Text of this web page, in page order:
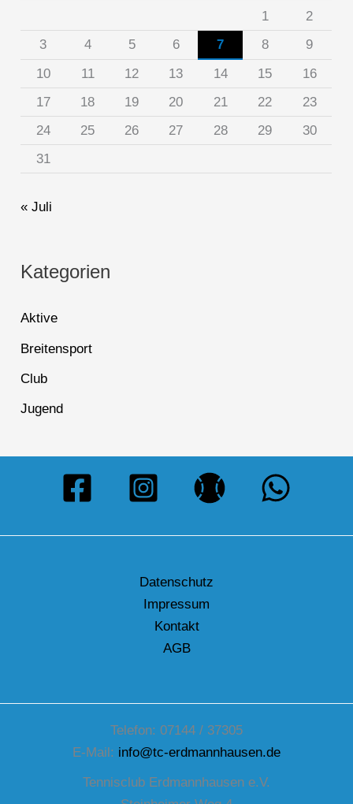
1
2
3
4 5 6 7 8
9
10
11 12 13 14 15
16
17
18 19 20 21 22
23
24
25 26 27 28 29
30
31
« Juli
Kategorien
Aktive
Breitensport
Club
Jugend
Datenschutz
Impressum
Kontakt
AGB
Telefon: 07144 / 37305
E-Mail: info@tc-erdmannhausen.de
Tennisclub Erdmannhausen e.V.